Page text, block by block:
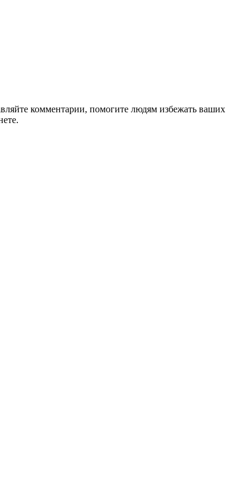
комментарии, помогите людям избежать ваших